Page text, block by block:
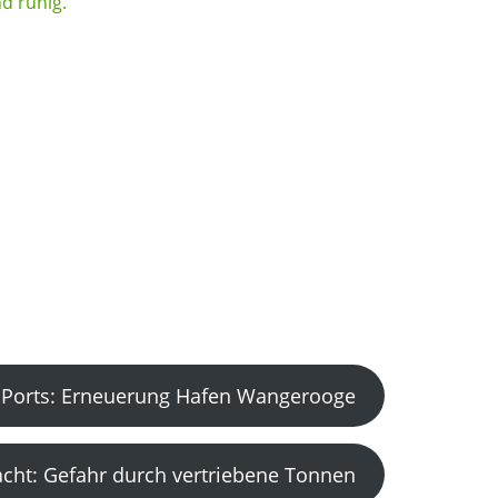
Erneuerung Hafen Wangerooge
Gefahr durch vertriebene Tonnen